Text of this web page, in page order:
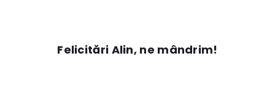
Felicitări Alin, ne mândrim!